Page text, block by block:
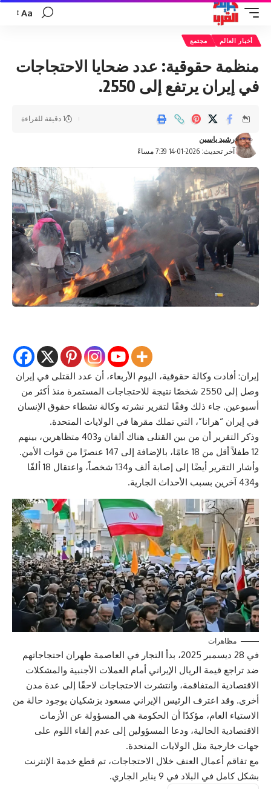
تغيير
Aa
أخبار العالم مجتمع
منظمة حقوقية: عدد ضحايا الاحتجاجات
في إيران يرتفع إلى 2550.
آخر تحديث: 2026-01-14 7:39 مساءً
رشيد ياسين
1 دقيقة للقراءة
إيران: أفادت وكالة حقوقية، اليوم الأربعاء، أن عدد القتلى في إيران
وصل إلى 2550 شخصًا نتيجة للاحتجاجات المستمرة منذ أكثر من
أسبوعين. جاء ذلك وفقًا لتقرير نشرته وكالة نشطاء حقوق الإنسان
في إيران “هرانا”، التي تملك مقرها في الولايات المتحدة.
وذكر التقرير أن من بين القتلى هناك ألفان و403 متظاهرين، بينهم
12 طفلاً أقل من 18 عامًا، بالإضافة إلى 147 عنصرًا من قوات الأمن.
وأشار التقرير أيضًا إلى إصابة ألف و134 شخصاً، واعتقال 18 ألفًا
و434 آخرين بسبب الأحداث الجارية.
مظاهرات
في 28 ديسمبر 2025، بدأ التجار في العاصمة طهران احتجاجاتهم
ضد تراجع قيمة الريال الإيراني أمام العملات الأجنبية والمشكلات
الاقتصادية المتفاقمة، وانتشرت الاحتجاجات لاحقًا إلى عدة مدن
أخرى. وقد اعترف الرئيس الإيراني مسعود بزشكيان بوجود حالة من
الاستياء العام، مؤكدًا أن الحكومة هي المسؤولة عن الأزمات
الاقتصادية الحالية، ودعا المسؤولين إلى عدم إلقاء اللوم على
جهات خارجية مثل الولايات المتحدة.
مع تفاقم أعمال العنف خلال الاحتجاجات، تم قطع خدمة الإنترنت
بشكل كامل في البلاد في 9 يناير الجاري.